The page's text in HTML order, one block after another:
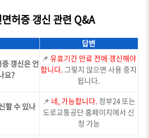
허증 갱신 관련 Q&A
답변
갱신은 언
요?
📌 유효기간 만료 전에 갱신해야
합니다. 그렇지 않으면 사용 중지
됩니다.
할 수 있나
📌 네, 가능합니다. 정부24 또는
도로교통공단 홈페이지에서 신
청 가능